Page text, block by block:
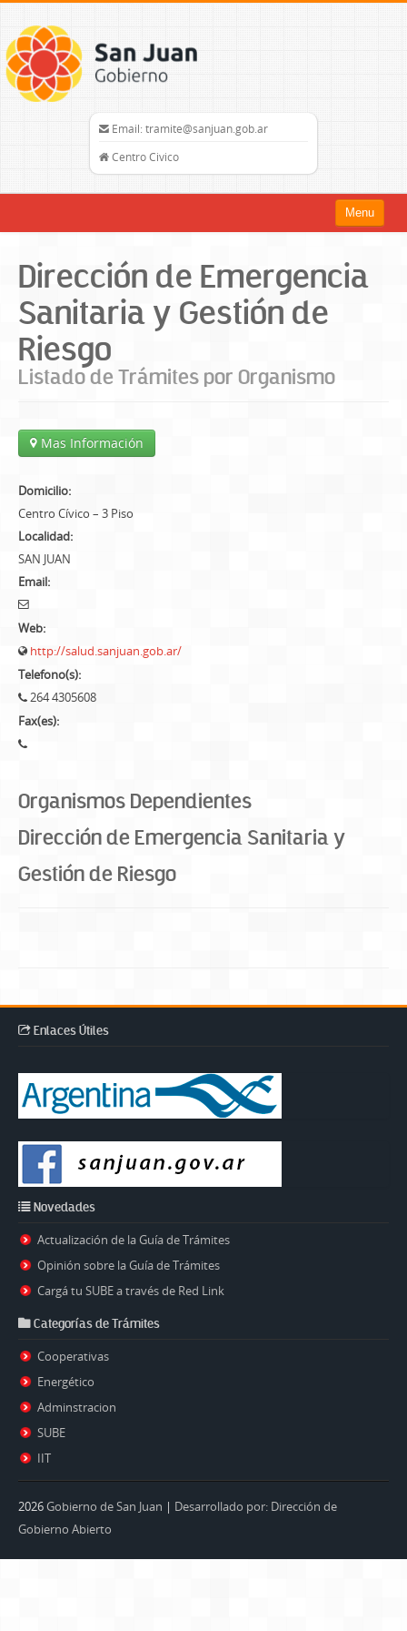
Email: tramite@sanjuan.gob.ar
Centro Civico
Menu
Trámites
Organismos
Mapa del Sitio
Dirección de Emergencia
Sanitaria y Gestión de
Riesgo
Listado de Trámites por Organismo
Mas Información
Domicilio:
Centro Cívico – 3 Piso
Localidad:
SAN JUAN
Email:
Web:
http://salud.sanjuan.gob.ar/
Telefono(s):
264 4305608
Fax(es):
Organismos Dependientes
Dirección de Emergencia Sanitaria y
Gestión de Riesgo
Enlaces Útiles
Novedades
Actualización de la Guía de Trámites
Opinión sobre la Guía de Trámites
Cargá tu SUBE a través de Red Link
Categorías de Trámites
Cooperativas
Energético
Adminstracion
SUBE
IIT
2026Gobierno de San Juan | Desarrollado por: Dirección de
Gobierno Abierto